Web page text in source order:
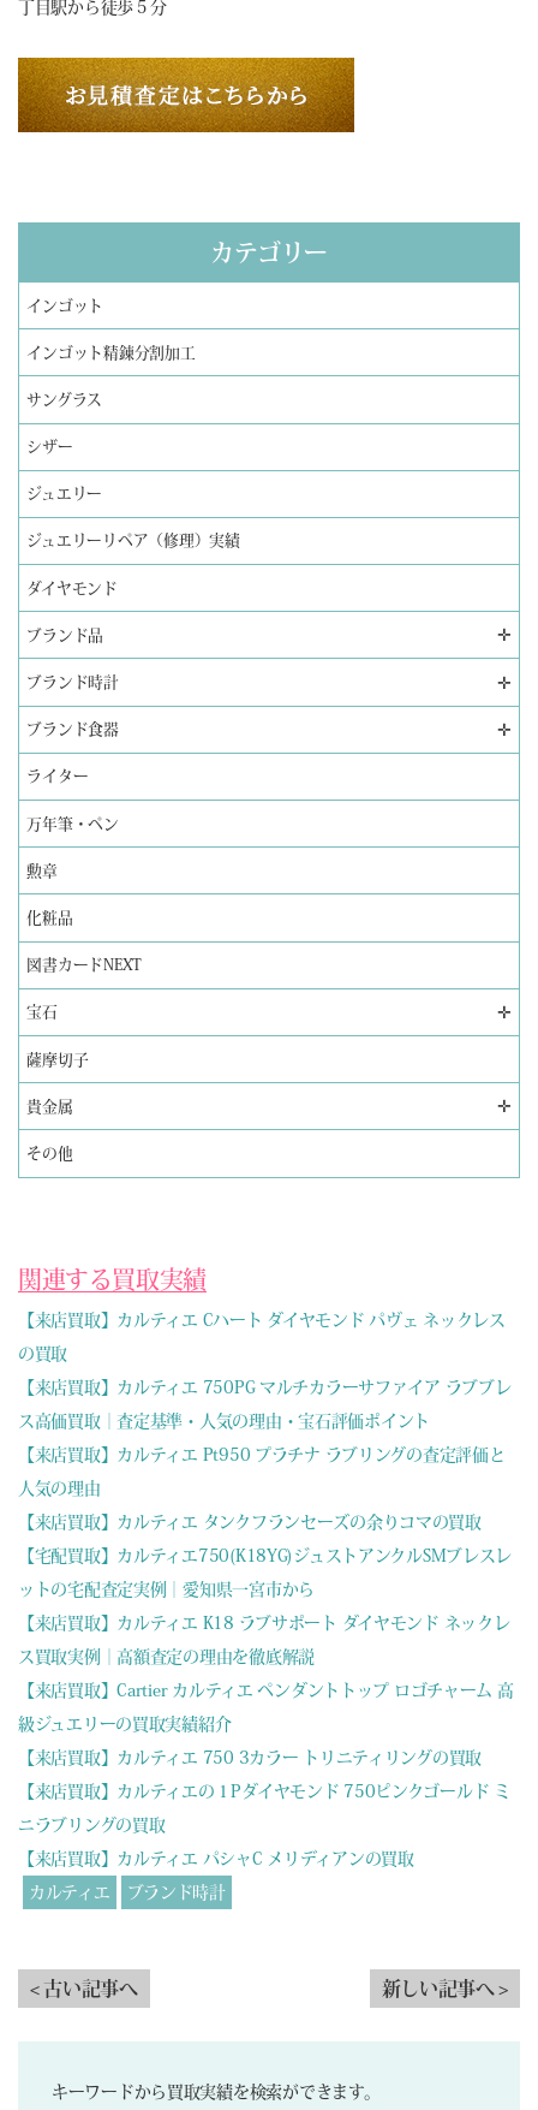
丁目駅から徒歩５分
カテゴリー
インゴット
インゴット精錬分割加工
サングラス
シザー
ジュエリー
ジュエリーリペア（修理）実績
ダイヤモンド
ブランド品 ✛
ブランド時計 ✛
ブランド食器 ✛
ライター
万年筆・ペン
勲章
化粧品
図書カードNEXT
宝石 ✛
薩摩切子
貴金属 ✛
その他
関連する買取実績
【来店買取】カルティエ Cハート ダイヤモンド パヴェ ネックレス
の買取
【来店買取】カルティエ 750PG マルチカラーサファイア ラブブレ
ス高価買取｜査定基準・人気の理由・宝石評価ポイント
【来店買取】カルティエ Pt950 プラチナ ラブリングの査定評価と
人気の理由
【来店買取】カルティエ タンクフランセーズの余りコマの買取
【宅配買取】カルティエ750(K18YG)ジュストアンクルSMブレスレ
ットの宅配査定実例｜愛知県一宮市から
【来店買取】カルティエ K18 ラブサポート ダイヤモンド ネックレ
ス買取実例｜高額査定の理由を徹底解説
【来店買取】Cartier カルティエ ペンダントトップ ロゴチャーム 高
級ジュエリーの買取実績紹介
【来店買取】カルティエ 750 3カラー トリニティリングの買取
【来店買取】カルティエの１Pダイヤモンド 750ピンクゴールド ミ
ニラブリングの買取
【来店買取】カルティエ パシャC メリディアンの買取
カルティエ
ブランド時計
< 古い記事へ 新しい記事へ >
キーワードから買取実績を検索ができます。